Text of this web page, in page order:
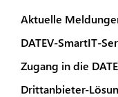
Aktuelle
DATEV-SmartIT-
Zugang in die
Drittanbieter-